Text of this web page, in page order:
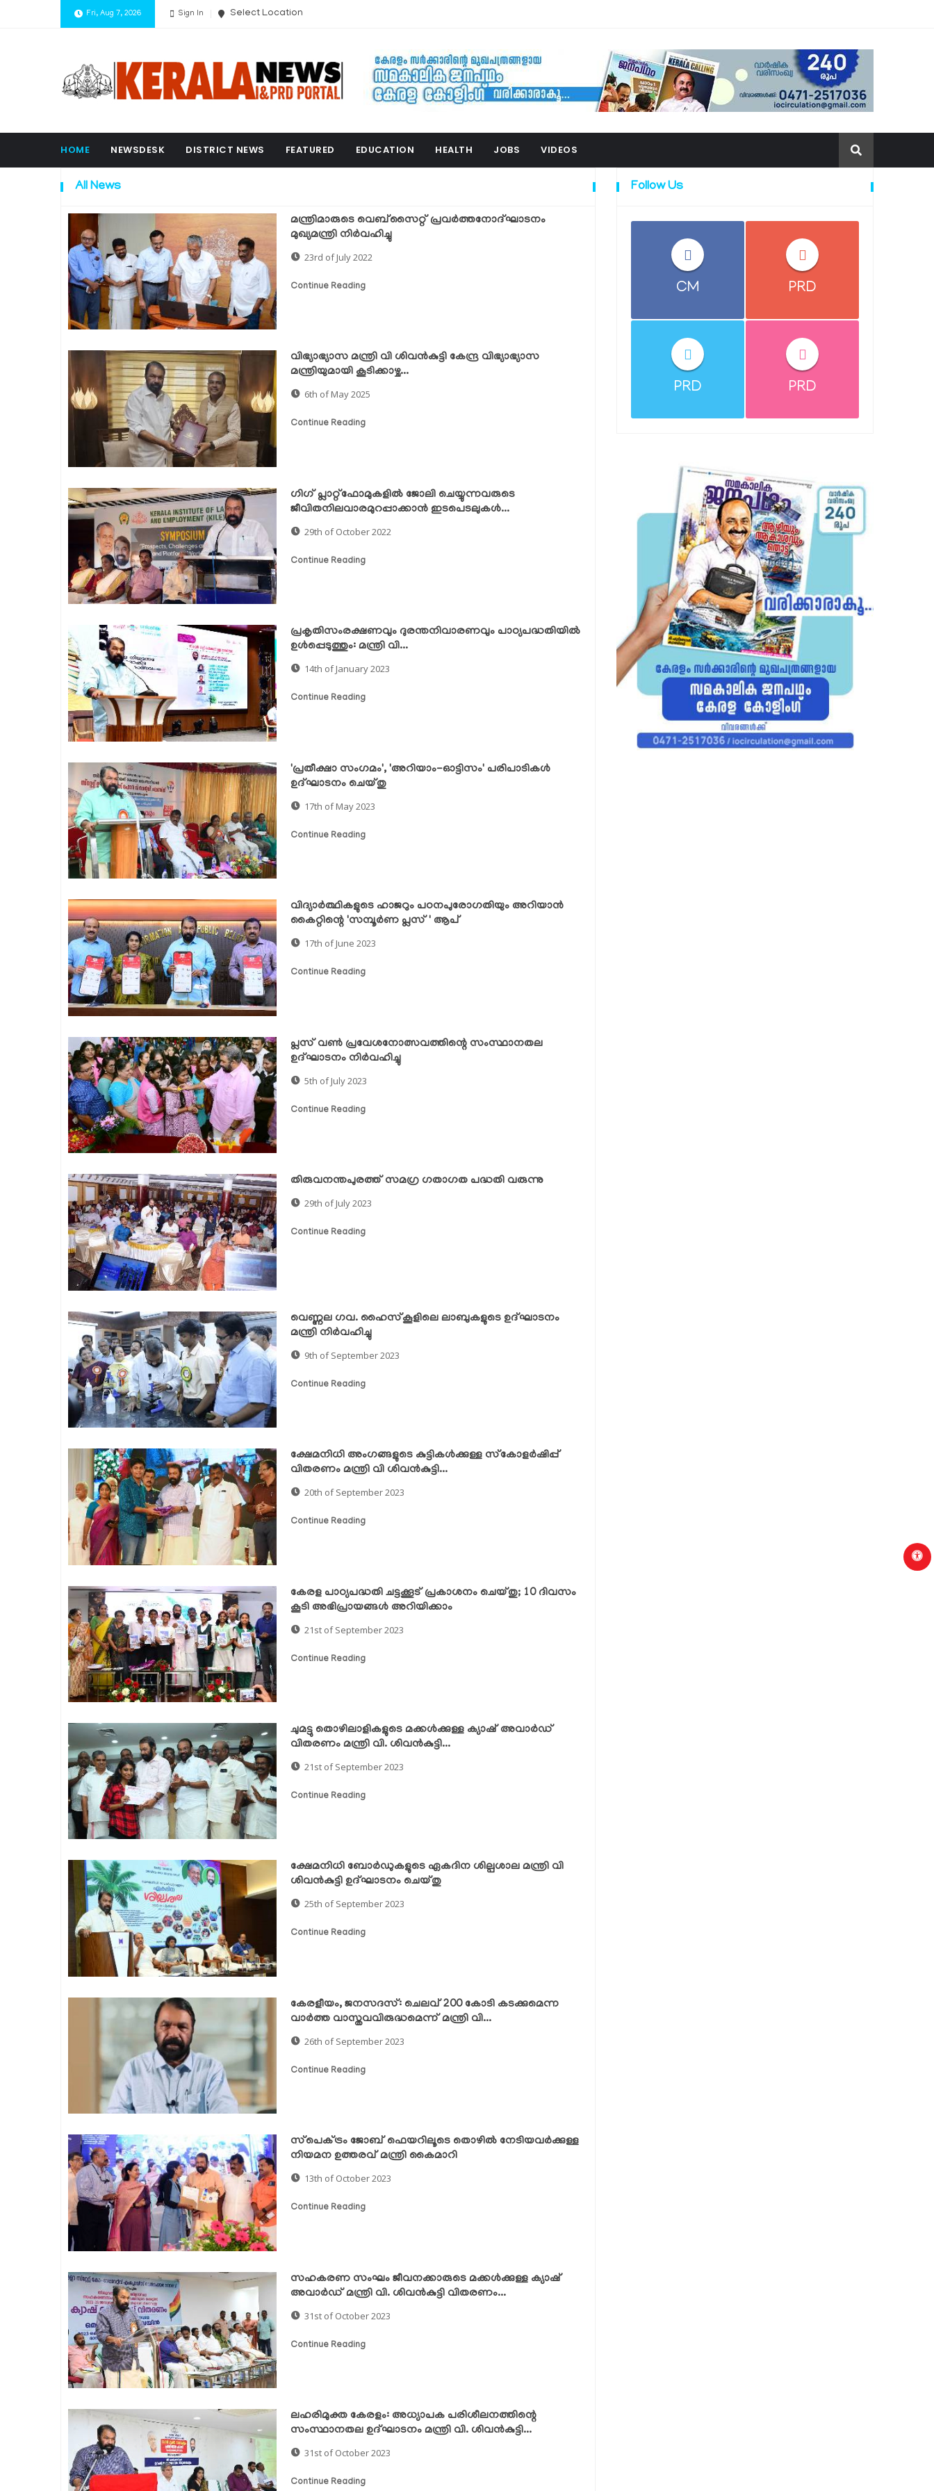
Fri, Aug 7, 2026 Sign In Select Location
HOME NEWSDESK DISTRICT NEWS FEATURED EDUCATION HEALTH JOBS VIDEOS
All News
മന്ത്രിമാരുടെ വെബ്‌സൈറ്റ് പ്രവര്‍ത്തനോദ്ഘാടനം
മുഖ്യമന്ത്രി നിര്‍വഹിച്ചു
23rd of July 2022
Continue Reading
വിഭ്യാഭ്യാസ മന്ത്രി വി ശിവൻകുട്ടി കേന്ദ്ര വിഭ്യാഭ്യാസ
മന്ത്രിയുമായി കൂടിക്കാഴ്ച...
6th of May 2025
Continue Reading
ഗിഗ് പ്ലാറ്റ്ഫോമുകളിൽ ജോലി ചെയ്യുന്നവരുടെ
ജീവിതനിലവാരമുറപ്പാക്കാൻ ഇടപെടലുകൾ...
29th of October 2022
Continue Reading
പ്രകൃതിസംരക്ഷണവും ദുരന്തനിവാരണവും പാഠ്യപദ്ധതിയിൽ
ഉൾപ്പെടുത്തും: മന്ത്രി വി...
14th of January 2023
Continue Reading
'പ്രതീക്ഷാ സംഗമം', 'അറിയാം-ഓട്ടിസം' പരിപാടികൾ
ഉദ്ഘാടനം ചെയ്തു
17th of May 2023
Continue Reading
വിദ്യാർത്ഥികളുടെ ഹാജറും പഠനപുരോഗതിയും അറിയാൻ
കൈറ്റിന്റെ 'സമ്പൂർണ പ്ലസ് ' ആപ്
17th of June 2023
Continue Reading
പ്ലസ് വൺ പ്രവേശനോത്സവത്തിന്റെ സംസ്ഥാനതല
ഉദ്‌ഘാടനം നിർവഹിച്ചു
5th of July 2023
Continue Reading
തിരുവനന്തപുരത്ത് സമഗ്ര ഗതാഗത പദ്ധതി വരുന്നു
29th of July 2023
Continue Reading
വെണ്ണല ഗവ. ഹൈസ്‌കൂളിലെ ലാബുകളുടെ ഉദ്ഘാടനം
മന്ത്രി നിർവഹിച്ചു
9th of September 2023
Continue Reading
ക്ഷേമനിധി അംഗങ്ങളുടെ കുട്ടികൾക്കുള്ള സ്‌കോളർഷിപ്പ്
വിതരണം മന്ത്രി വി ശിവൻകുട്ടി...
20th of September 2023
Continue Reading
കേരള പാഠ്യപദ്ധതി ചട്ടക്കൂട് പ്രകാശനം ചെയ്തു; 10 ദിവസം
കൂടി അഭിപ്രായങ്ങൾ അറിയിക്കാം
21st of September 2023
Continue Reading
ചുമട്ടു തൊഴിലാളികളുടെ മക്കൾക്കുള്ള ക്യാഷ് അവാർഡ്
വിതരണം മന്ത്രി വി. ശിവൻകുട്ടി...
21st of September 2023
Continue Reading
ക്ഷേമനിധി ബോർഡുകളുടെ ഏകദിന ശില്പശാല മന്ത്രി വി
ശിവൻകുട്ടി ഉദ്ഘാടനം ചെയ്തു
25th of September 2023
Continue Reading
കേരളീയം, ജനസദസ്: ചെലവ് 200 കോടി കടക്കുമെന്ന
വാർത്ത വാസ്തവവിരുദ്ധമെന്ന് മന്ത്രി വി...
26th of September 2023
Continue Reading
സ്‌പെക്ട്രം ജോബ് ഫെയറിലൂടെ തൊഴിൽ നേടിയവർക്കുള്ള
നിയമന ഉത്തരവ് മന്ത്രി കൈമാറി
13th of October 2023
Continue Reading
സഹകരണ സംഘം ജീവനക്കാരുടെ മക്കൾക്കുള്ള ക്യാഷ്
അവാർഡ് മന്ത്രി വി. ശിവൻകുട്ടി വിതരണം...
31st of October 2023
Continue Reading
ലഹരിമുക്ത കേരളം: അധ്യാപക പരിശീലനത്തിന്റെ
സംസ്ഥാനതല ഉദ്ഘാടനം മന്ത്രി വി. ശിവൻകുട്ടി...
31st of October 2023
Continue Reading
Follow Us
CM PRD
PRD PRD